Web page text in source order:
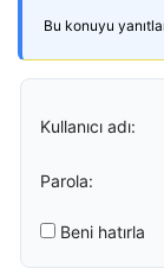
Bu konuyu
Kullanıcı adı:
Parola:
Beni hatırla